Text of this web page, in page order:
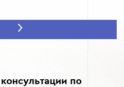
стратегии для
и уменьшение расходов.
по